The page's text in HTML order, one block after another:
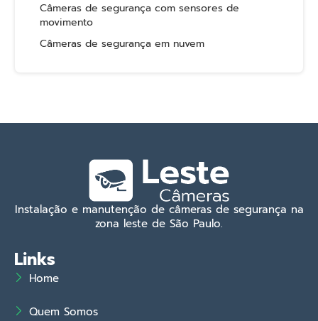
Câmeras de segurança com sensores de
movimento
Câmeras de segurança em nuvem
Instalação e manutenção de câmeras de segurança na
zona leste de São Paulo.
Links
Home
Quem Somos